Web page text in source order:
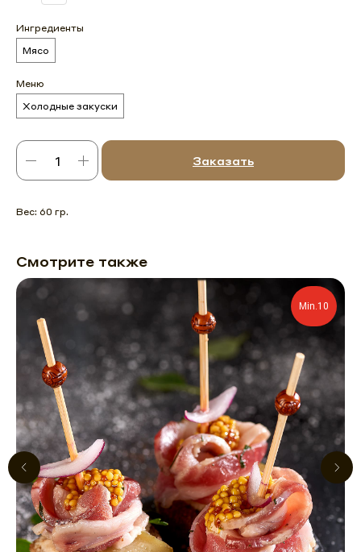
Ингредиенты
Мясо
Меню
Холодные закуски
Заказать
Вес: 60 гр.
Смотрите также
Min.10